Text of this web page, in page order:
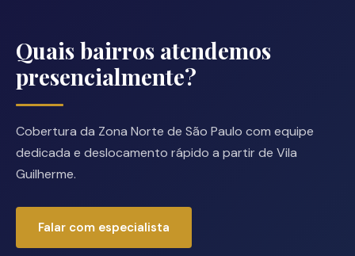
Quais bairros atendemos
presencialmente?
Cobertura da Zona Norte de São Paulo com equipe
dedicada e deslocamento rápido a partir de Vila
Guilherme.
Falar com especialista